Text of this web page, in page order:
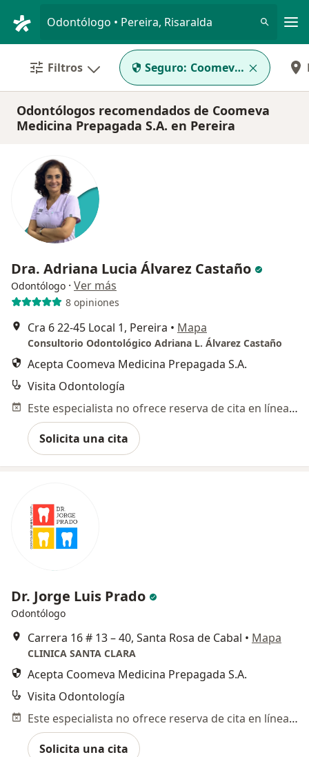
Odontólogo • Pereira, Risaralda
Filtros Seguro: Coomeva Medicina
Odontólogos recomendados de Coomeva
Medicina Prepagada S.A. en Pereira
Dra. Adriana Lucia Álvarez Castaño
Odontólogo · Ver más
8 opiniones
Cra 6 22-45 Local 1, Pereira • Mapa
Consultorio Odontológico Adriana L. Álvarez Castaño
Acepta Coomeva Medicina Prepagada S.A.
Visita Odontología
Este especialista no ofrece reserva de cita en línea en esta dirección.
Solicita una cita
Dr. Jorge Luis Prado
Odontólogo
Carrera 16 # 13 – 40, Santa Rosa de Cabal • Mapa
CLINICA SANTA CLARA
Acepta Coomeva Medicina Prepagada S.A.
Visita Odontología
Este especialista no ofrece reserva de cita en línea en esta dirección.
Solicita una cita